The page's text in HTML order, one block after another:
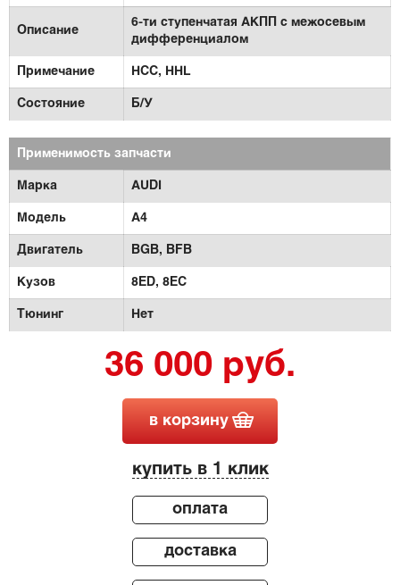
Описание
6-ти ступенчатая АКПП с межосевым
дифференциалом
Примечание HCC, HHL
Состояние Б/У
Применимость запчасти
Марка AUDI
Модель A4
Двигатель BGB, BFB
Кузов 8ED, 8EC
Тюнинг Нет
36 000 руб.
в корзину
купить в 1 клик
оплата
доставка